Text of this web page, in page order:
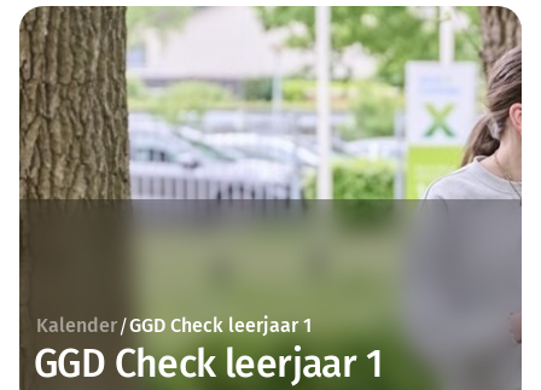
Kalender/GGD Check leerjaar 1
GGD Check leerjaar 1